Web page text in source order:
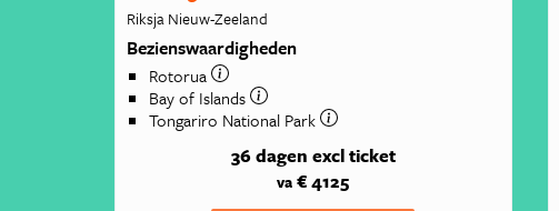
Riksja Nieuw-Zeeland
Bezienswaardigheden
Rotorua
Bay of Islands
Tongariro National Park
36 dagen excl ticket
va € 4125